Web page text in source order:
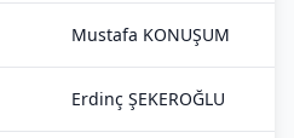
Mustafa KONUŞUM
Erdinç ŞEKEROĞLU